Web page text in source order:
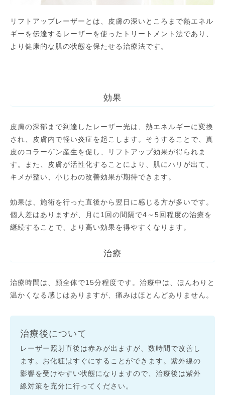
リフトアップレーザーとは、皮膚の深いところまで熱エネル
ギーを伝達するレーザーを使ったトリートメント法であり、
より健康的な肌の状態を保たせる治療法です。
効果
皮膚の深部まで到達したレーザー光は、熱エネルギーに変換
され、皮膚内で軽い炎症を起こします。そうすることで、真
皮のコラーゲン産生を促し、リフトアップ効果が得られま
す。また、皮膚が活性化することにより、肌にハリが出て、
キメが整い、小じわの改善効果が期待できます。
効果は、施術を行った直後から翌日に感じる方が多いです。
個人差はありますが、月に1回の間隔で4～5回程度の治療を
継続することで、より高い効果を得やすくなります。
治療
治療時間は、顔全体で15分程度です。治療中は、ほんわりと
温かくなる感じはありますが、痛みはほとんどありません。
治療後について
レーザー照射直後は赤みが出ますが、数時間で改善し
ます。お化粧はすぐにすることができます。紫外線の
影響を受けやすい状態になりますので、治療後は紫外
線対策を充分に行ってください。